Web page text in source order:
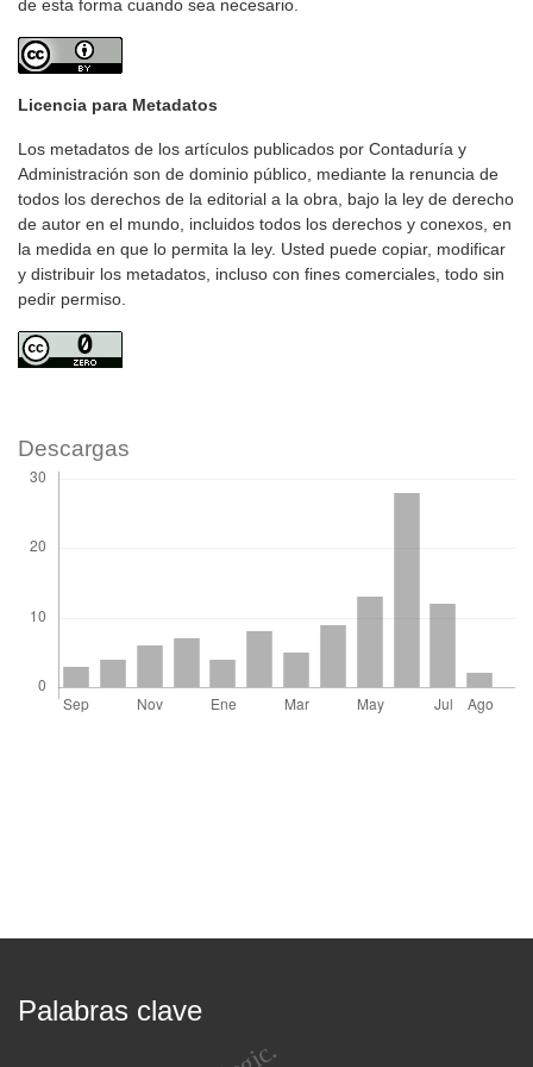
de esta forma cuando sea necesario.
Licencia para Metadatos
Los metadatos de los artículos publicados por Contaduría y
Administración son de dominio público, mediante la renuncia de
todos los derechos de la editorial a la obra, bajo la ley de derecho
de autor en el mundo, incluidos todos los derechos y conexos, en
la medida en que lo permita la ley. Usted puede copiar, modificar
y distribuir los metadatos, incluso con fines comerciales, todo sin
pedir permiso.
Descargas
Palabras clave